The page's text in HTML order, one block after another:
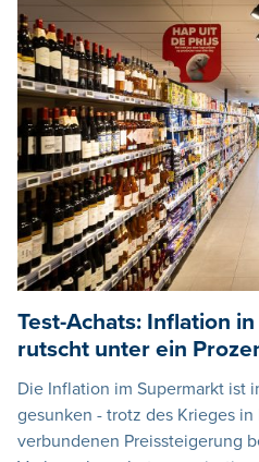
Test-Achats: Inflation
rutscht unter ein
Die Inflation im Supermarkt ist
gesunken - trotz des Krieges
verbundenen Preissteigerung